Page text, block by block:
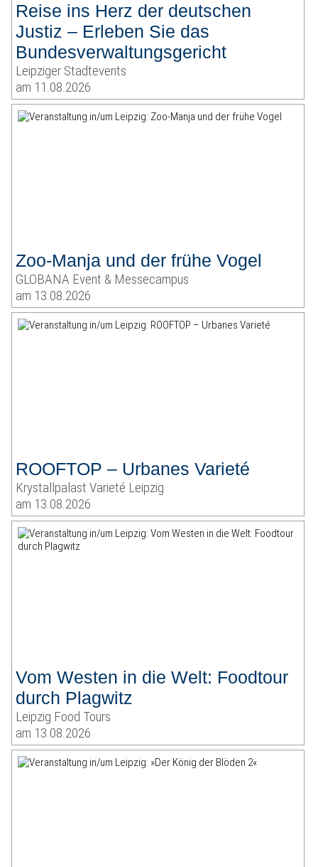
Reise ins Herz der deutschen
Justiz – Erleben Sie das
Bundesverwaltungsgericht
Leipziger Stadtevents
am 11.08.2026
Zoo-Manja und der frühe Vogel
GLOBANA Event & Messecampus
am 13.08.2026
ROOFTOP – Urbanes Varieté
Krystallpalast Varieté Leipzig
am 13.08.2026
Vom Westen in die Welt: Foodtour
durch Plagwitz
Leipzig Food Tours
am 13.08.2026